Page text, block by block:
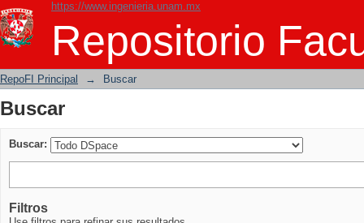
https://www.ingenieria.unam.mx
Repositorio
Buscar
RepoFI Principal → Buscar
Buscar
Buscar:
Filtros